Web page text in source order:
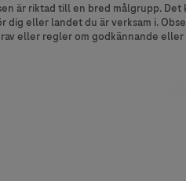
är riktad till en bred målgrupp.
dig eller landet du är verksam i.
eller regler om godkännande